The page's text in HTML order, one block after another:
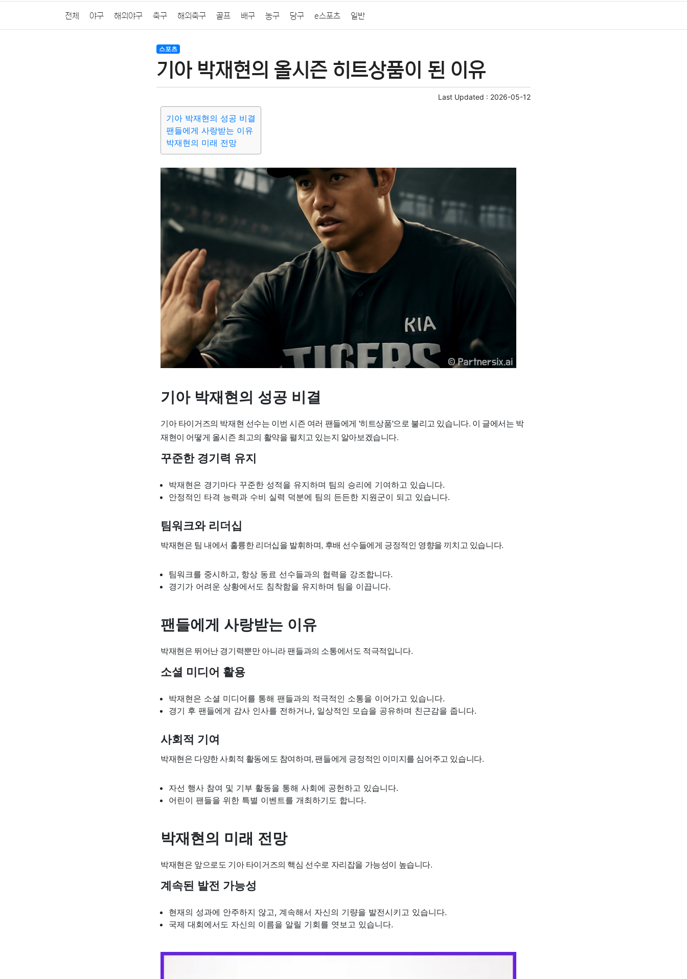
전체 야구 해외야구 축구 해외축구 골프 배구 농구 당구 e스포츠 일반
스포츠
기아 박재현의 올시즌 히트상품이 된 이유
Last Updated : 2026-05-12
기아 박재현의 성공 비결
팬들에게 사랑받는 이유
박재현의 미래 전망
기아 박재현의 성공 비결
기아 타이거즈의 박재현 선수는 이번 시즌 여러 팬들에게 '히트상품'으로 불리고 있습니다. 이 글에서는 박
재현이 어떻게 올시즌 최고의 활약을 펼치고 있는지 알아보겠습니다.
꾸준한 경기력 유지
박재현은 경기마다 꾸준한 성적을 유지하며 팀의 승리에 기여하고 있습니다.
안정적인 타격 능력과 수비 실력 덕분에 팀의 든든한 지원군이 되고 있습니다.
팀워크와 리더십
박재현은 팀 내에서 훌륭한 리더십을 발휘하며, 후배 선수들에게 긍정적인 영향을 끼치고 있습니다.
팀워크를 중시하고, 항상 동료 선수들과의 협력을 강조합니다.
경기가 어려운 상황에서도 침착함을 유지하며 팀을 이끕니다.
팬들에게 사랑받는 이유
박재현은 뛰어난 경기력뿐만 아니라 팬들과의 소통에서도 적극적입니다.
소셜 미디어 활용
박재현은 소셜 미디어를 통해 팬들과의 적극적인 소통을 이어가고 있습니다.
경기 후 팬들에게 감사 인사를 전하거나, 일상적인 모습을 공유하며 친근감을 줍니다.
사회적 기여
박재현은 다양한 사회적 활동에도 참여하며, 팬들에게 긍정적인 이미지를 심어주고 있습니다.
자선 행사 참여 및 기부 활동을 통해 사회에 공헌하고 있습니다.
어린이 팬들을 위한 특별 이벤트를 개최하기도 합니다.
박재현의 미래 전망
박재현은 앞으로도 기아 타이거즈의 핵심 선수로 자리잡을 가능성이 높습니다.
계속된 발전 가능성
현재의 성과에 안주하지 않고, 계속해서 자신의 기량을 발전시키고 있습니다.
국제 대회에서도 자신의 이름을 알릴 기회를 엿보고 있습니다.